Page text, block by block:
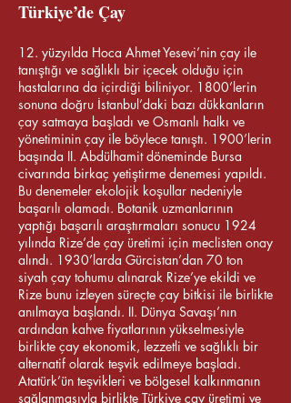
Türkiye’de Çay
12. yüzyılda Hoca Ahmet Yesevi’nin çay ile
tanıştığı ve sağlıklı bir içecek olduğu için
hastalarına da içirdiği biliniyor. 1800’lerin
sonuna doğru İstanbul’daki bazı dükkanların
çay satmaya başladı ve Osmanlı halkı ve
yönetiminin çay ile böylece tanıştı. 1900’lerin
başında II. Abdülhamit döneminde Bursa
civarında birkaç yetiştirme denemesi yapıldı.
Bu denemeler ekolojik koşullar nedeniyle
başarılı olamadı. Botanik uzmanlarının
yaptığı başarılı araştırmaları sonucu 1924
yılında Rize’de çay üretimi için meclisten onay
alındı. 1930’larda Gürcistan’dan 70 ton
siyah çay tohumu alınarak Rize’ye ekildi ve
Rize bunu izleyen süreçte çay bitkisi ile birlikte
anılmaya başlandı. II. Dünya Savaşı’nın
ardından kahve fiyatlarının yükselmesiyle
birlikte çay ekonomik, lezzetli ve sağlıklı bir
alternatif olarak teşvik edilmeye başladı.
Atatürk’ün teşvikleri ve bölgesel kalkınmanın
sağlanmasıyla birlikte Türkiye çay üretimi ve